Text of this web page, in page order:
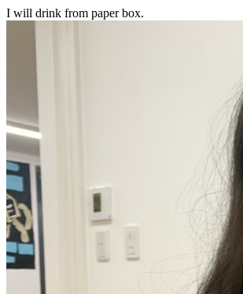
I will drink from paper box.